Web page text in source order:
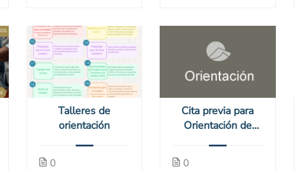
Talleres de
orientación
0
Cita previa para
Orientación de
0